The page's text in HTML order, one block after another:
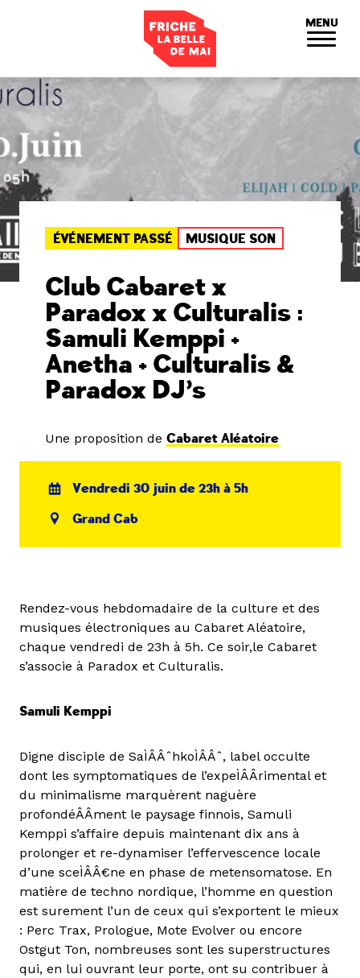
MENU
ÉVÉNEMENT PASSÉ MUSIQUE SON
Club Cabaret x
Paradox x Culturalis :
Samuli Kemppi +
Anetha + Culturalis &
Paradox DJ’s
Une proposition de Cabaret Aléatoire
Vendredi 30 juin de 23h à 5h
Grand Cab
Rendez-vous hebdomadaire de la culture et des
musiques électroniques au Cabaret Aléatoire,
chaque vendredi de 23h à 5h. Ce soir,le Cabaret
s’associe à Paradox et Culturalis.
Samuli Kemppi
Digne disciple de SaÌÂÂˆhkoÌÂÂˆ, label occulte
dont les symptomatiques de l’expeÌÂÂrimental et
du minimalisme marquèrent naguère
profondéÂÂment le paysage finnois, Samuli
Kemppi s’affaire depuis maintenant dix ans à
prolonger et re-dynamiser l’effervescence locale
d’une sceÌÂÂ€ne en phase de metensomatose. En
matière de techno nordique, l’homme en question
est surement l’un de ceux qui s’exportent le mieux
: Perc Trax, Prologue, Mote Evolver ou encore
Ostgut Ton, nombreuses sont les superstructures
qui, en lui ouvrant leur porte, ont su contribuer à
Panneau de gestion des cookies